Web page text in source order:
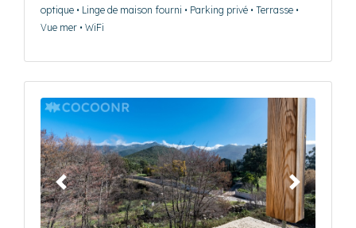
optique • Linge de maison fourni • Parking privé • Terrasse •
Vue mer • WiFi
Précédent Suivant